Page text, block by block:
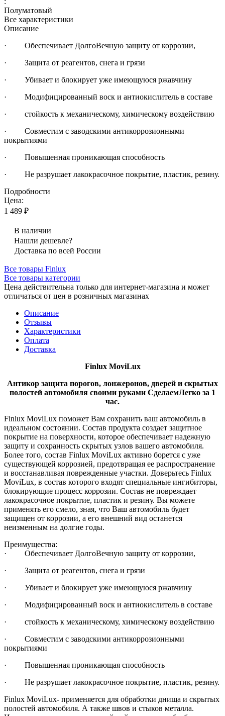
Полуматовый
Все характеристики
Описание
· Обеспечивает ДолгоВечную защиту от коррозии,
· Защита от реагентов, снега и грязи
· Убивает и блокирует уже имеющуюся ржавчину
· Модифицированный воск и антиокислитель в составе
· стойкость к механическому, химическому воздействию
· Совместим с заводскими антикоррозионными
покрытиями
· Повышенная проникающая способность
· Не разрушает лакокрасочное покрытие, пластик, резину.
Подробности
Цена:
1 489 ₽
В наличии
Нашли дешевле?
Доставка по всей России
Все товары Finlux
Все товары категории
Цена действительна только для интернет-магазина и может
отличаться от цен в розничных магазинах
Описание
Отзывы
Характеристики
Оплата
Доставка
Finlux MoviLux
Антикор защита порогов, лонжеронов, дверей и скрытых
полостей автомобиля своими руками СделаемЛегко за 1
час.
Finlux MoviLux поможет Вам сохранить ваш автомобиль в
идеальном состоянии. Состав продукта создает защитное
покрытие на поверхности, которое обеспечивает надежную
защиту и сохранность скрытых узлов вашего автомобиля.
Более того, состав Finlux MoviLux активно борется с уже
существующей коррозией, предотвращая ее распространение
и восстанавливая поврежденные участки. Доверьтесь Finlux
MoviLux, в состав которого входят специальные ингибиторы,
блокирующие процесс коррозии. Состав не повреждает
лакокрасочное покрытие, пластик и резину. Вы можете
применять его смело, зная, что Ваш автомобиль будет
защищен от коррозии, а его внешний вид останется
неизменным на долгие годы.
Преимущества:
· Обеспечивает ДолгоВечную защиту от коррозии,
· Защита от реагентов, снега и грязи
· Убивает и блокирует уже имеющуюся ржавчину
· Модифицированный воск и антиокислитель в составе
· стойкость к механическому, химическому воздействию
· Совместим с заводскими антикоррозионными
покрытиями
· Повышенная проникающая способность
· Не разрушает лакокрасочное покрытие, пластик, резину.
Finlux MoviLux- применяется для обработки днища и скрытых
полостей автомобиля. А также швов и стыков металла.